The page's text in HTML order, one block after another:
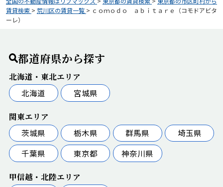
賃貸検索 > 荒川区の賃貸一覧 > ｃｏｍｏｄｏ ａｂｉｔａｒｅ（コモドアビタ
ーレ）
都道府県から探す
北海道・東北エリア
北海道
宮城県
関東エリア
茨城県
栃木県 群馬県
埼玉県
千葉県
東京都 神奈川県
甲信越・北陸エリア